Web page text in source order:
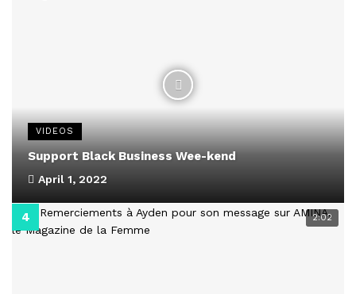
VIDEOS
Support Black Business Wee-kend
April 1, 2022
2:02